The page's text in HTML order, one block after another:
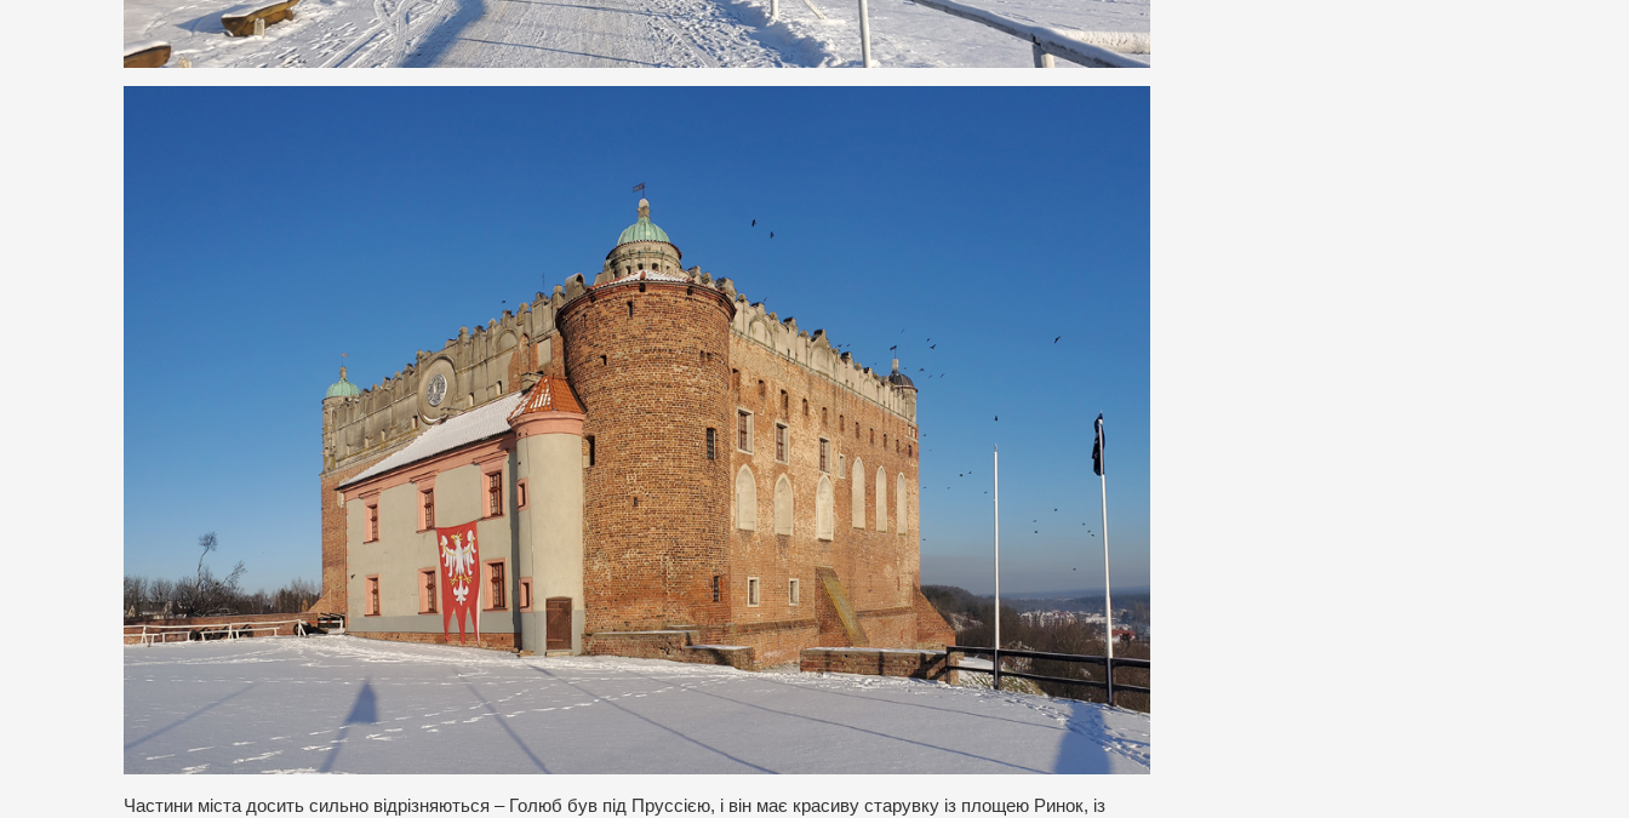
Частини міста досить сильно відрізняються – Голюб був під Пруссією, і він має красиву старувку із площею Ринок, із